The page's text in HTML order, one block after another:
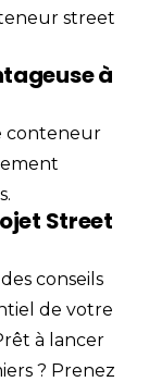
street
à
conteneur
Street
conseils
de votre
à lancer
? Prenez